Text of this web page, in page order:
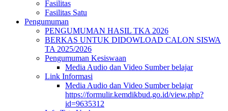
Fasilitas
Fasilitas Satu
Pengumuman
PENGUMUMAN HASIL TKA 2026
BERKAS UNTUK DIDOWLOAD CALON SISWA
TA 2025/2026
Pengumuman Kesiswaan
Media Audio dan Video Sumber belajar
Link Informasi
Media Audio dan Video Sumber belajar
https://formulir.kemdikbud.go.id/view.php?
id=9635312